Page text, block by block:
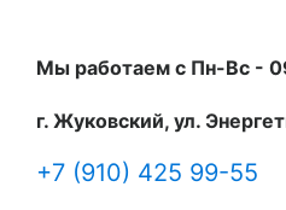
Мы работаем с Пн-Вc -
г. Жуковский, ул.
+7 (910) 425 99-55